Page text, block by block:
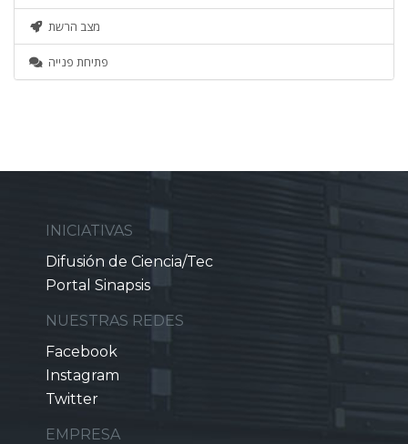
מצב הרשת
פתיחת פנייה
INICIATIVAS
Difusión de Ciencia/Tec
Portal Sinapsis
NUESTRAS REDES
Facebook
Instagram
Twitter
EMPRESA